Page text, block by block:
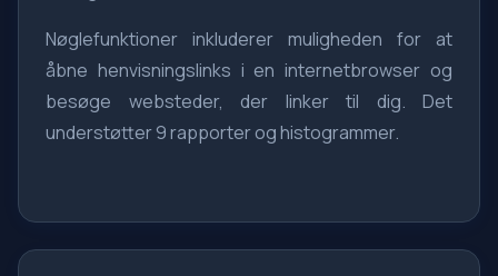
Nøglefunktioner inkluderer muligheden for at
åbne henvisningslinks i en internetbrowser og
besøge websteder, der linker til dig. Det
understøtter 9 rapporter og histogrammer.